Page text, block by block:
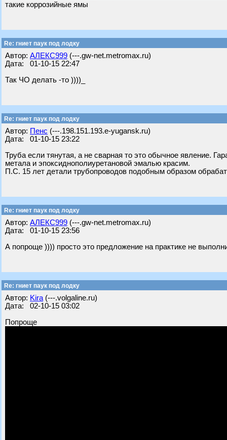
такие коррозийные ямы
Re: гниет паук под лодку
Автор: АЛЕКС999 (---.gw-net.metromax.ru)
Дата: 01-10-15 22:47
Так ЧО делать -то ))))_
Re: гниет паук под лодку
Автор: Пенс (---.198.151.193.e-yugansk.ru)
Дата: 01-10-15 23:22
Труба если тянутая, а не сварная то это обычное явление.
метала и эпоксиднополиуретановой эмалью красим.
П.С. 15 лет детали трубопроводов подобным образом
Re: гниет паук под лодку
Автор: АЛЕКС999 (---.gw-net.metromax.ru)
Дата: 01-10-15 23:56
А попроще )))) просто это предложение на практике не
Re: гниет паук под лодку
Автор: Kira (---.volgaline.ru)
Дата: 02-10-15 03:02
Попроще